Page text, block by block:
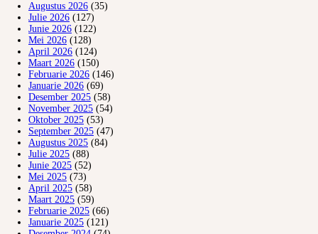
Augustus 2026 (35)
Julie 2026 (127)
Junie 2026 (122)
Mei 2026 (128)
April 2026 (124)
Maart 2026 (150)
Februarie 2026 (146)
Januarie 2026 (69)
Desember 2025 (58)
November 2025 (54)
Oktober 2025 (53)
September 2025 (47)
Augustus 2025 (84)
Julie 2025 (88)
Junie 2025 (52)
Mei 2025 (73)
April 2025 (58)
Maart 2025 (59)
Februarie 2025 (66)
Januarie 2025 (121)